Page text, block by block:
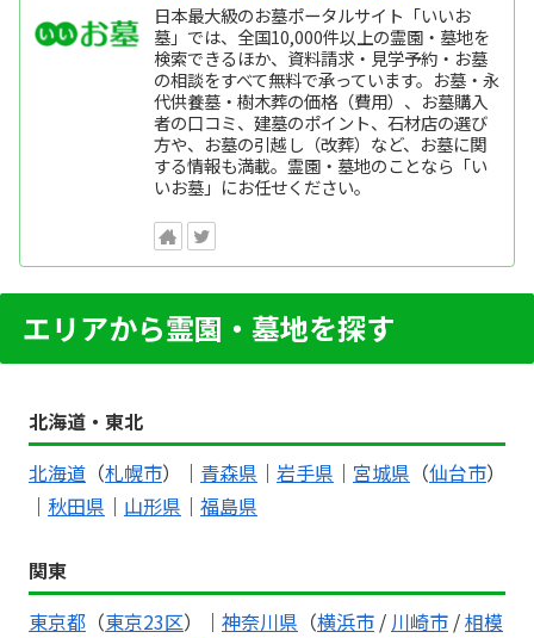
日本最大級のお墓ポータルサイト「いいお
墓」では、全国10,000件以上の霊園・墓地を
検索できるほか、資料請求・見学予約・お墓
の相談をすべて無料で承っています。お墓・永
代供養墓・樹木葬の価格（費用）、お墓購入
者の口コミ、建墓のポイント、石材店の選び
方や、お墓の引越し（改葬）など、お墓に関
する情報も満載。霊園・墓地のことなら「い
いお墓」にお任せください。
エリアから霊園・墓地を探す
北海道・東北
北海道 （札幌市）｜ 青森県 ｜ 岩手県 ｜ 宮城県 （仙台市）
｜ 秋田県 ｜ 山形県 ｜ 福島県
関東
東京都 （東京23区）｜ 神奈川県 （横浜市 / 川崎市 /相模